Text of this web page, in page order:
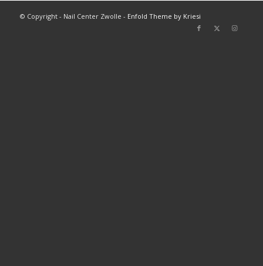
© Copyright - Nail Center Zwolle - Enfold Theme by Kriesi